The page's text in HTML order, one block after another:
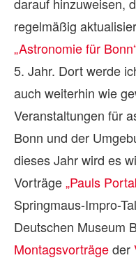
regelmäßig
„Astronomie für
5. Jahr. Dort werde
auch weiterhin wie
Veranstaltungen für
Bonn und der
dieses Jahr wird es
Vorträge„Pauls
Springmaus-Impro-
Deutschen Museum
Montagsvorträgeder